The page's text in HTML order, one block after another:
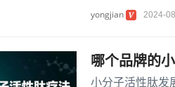
yongjian
2024-
哪个品牌的
小分子活性肽发